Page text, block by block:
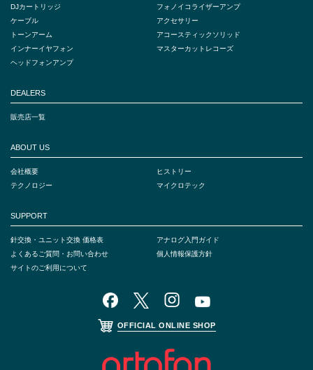
DJカートリッジ
ケーブル
トーンアーム
インナーイヤフォン
ヘッドフォンアンプ
フォノイコライザーアンプ
アクセサリー
アコースティックソリッド
マスターカットレコーズ
DEALERS
販売店一覧
ABOUT US
会社概要
ヒストリー
テクノロジー
マイクロテック
SUPPORT
針交換・ユニット交換 価格表
アナログ入門ガイド
よくあるご質問・お問い合わせ
個人情報保護方針
サイトのご利用について
OFFICIAL ONLINE SHOP